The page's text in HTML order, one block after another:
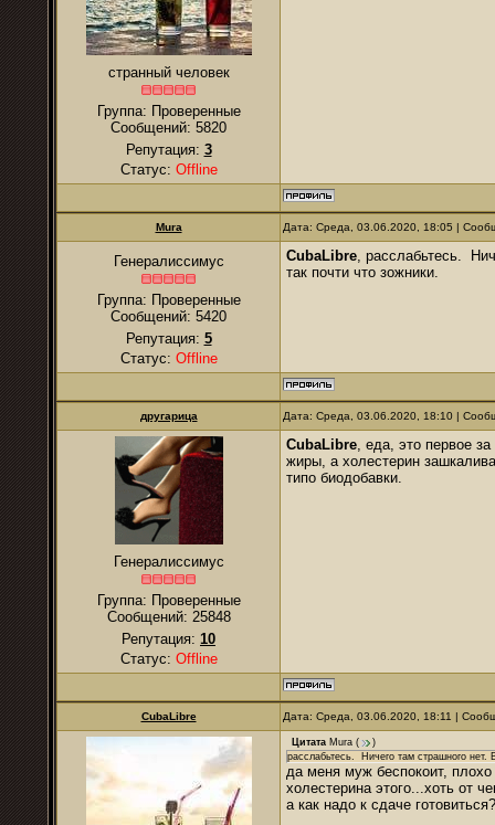
странный человек
Группа: Проверенные
Сообщений: 5820
Репутация: 3
Статус: Offline
Mura Дата: Среда, 03.06.2020, 18:05 |
Генералиссимус
Группа: Проверенные
Сообщений: 5420
Репутация: 5
Статус: Offline
CubaLibre, расслабьтесь.
так почти что зожники.
другарица Дата: Среда, 03.06.2020, 18:10 |
Генералиссимус
Группа: Проверенные
Сообщений: 25848
Репутация: 10
Статус: Offline
CubaLibre, еда, это первое
жиры, а холестерин
типо биодобавки.
CubaLibre Дата: Среда, 03.06.2020, 18:11 |
Цитата Mura (
)
расслабьтесь. Ничего там страшного нет.
да меня муж беспокоит,
холестерина этого...хоть от
а как надо к сдаче готовиться?